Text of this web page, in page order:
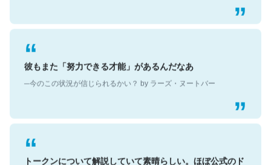
彼もまた「努力できる才能」があるんだなあ
─今のこの状況が信じられるかい？ by ラーズ・ヌートバー
トークンについて解説していて素晴らしい。ほぼ公式のド